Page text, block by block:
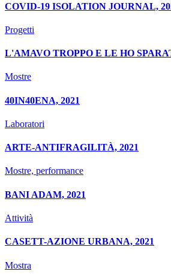
COVID-19 ISOLATION JOURNAL,
Progetti
L'AMAVO TROPPO E LE HO
Mostre
40IN40ENA, 2021
Laboratori
ARTE-ANTIFRAGILITÀ, 2021
Mostre, performance
BANI ADAM, 2021
Attività
CASETT-AZIONE URBANA, 2021
Mostra